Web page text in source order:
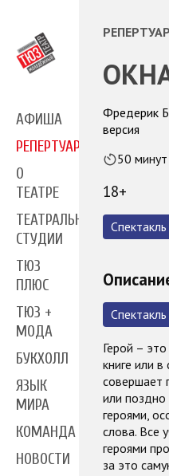
АФИША
РЕПЕРТУАР
О
ТЕАТРЕ
ТЕАТРАЛЬНЫЕ
СТУДИИ
ТЮЗ
ПЛЮС
ТЮЗ +
МОДА
БУКХОЛЛ
ЯЗЫК
МИРА
КОМАНДА
НОВОСТИ
РЕПЕРТУАР
Фредерик
версия
50 минут
18+
Герой –
книге или в
совершает
или поздно
героями,
слова. Все
героями
за это